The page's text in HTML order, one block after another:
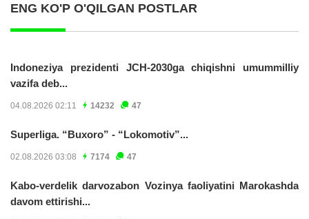
ENG KO'P O'QILGAN POSTLAR
Indoneziya prezidenti JCH-2030ga chiqishni umummilliy
vazifa deb...
04.08.2026 02:11 14232 47
Superliga. “Buxoro” - “Lokomotiv”...
02.08.2026 03:08 7174 47
Kabo-verdelik darvozabon Vozinya faoliyatini Marokashda
davom ettirishi...